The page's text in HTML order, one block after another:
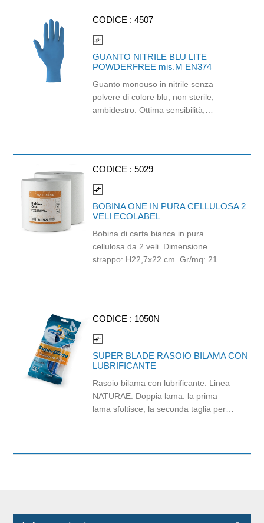
CODICE : 4507
compare_arrows
GUANTO NITRILE BLU LITE
POWDERFREE mis.M EN374
Guanto monouso in nitrile senza
polvere di colore blu, non sterile,
ambidestro. Ottima sensibilità,
(EU) 2016/425) Adatti al contatto con
gli alimenti in accordo col regolamento
(EC) No 1935/2004 e con
regolamento della Commissione
CODICE : 5029
compare_arrows
BOBINA ONE IN PURA CELLULOSA 2
VELI ECOLABEL
Bobina di carta bianca in pura
cellulosa da 2 veli. Dimensione
strappo: H22,7x22 cm. Gr/mq: 21
CODICE : 1050N
compare_arrows
SUPER BLADE RASOIO BILAMA CON
LUBRIFICANTE
Rasoio bilama con lubrificante. Linea
NATURAE. Doppia lama: la prima
lama sfoltisce, la seconda taglia per
confortevole e dalla maggiore durata,